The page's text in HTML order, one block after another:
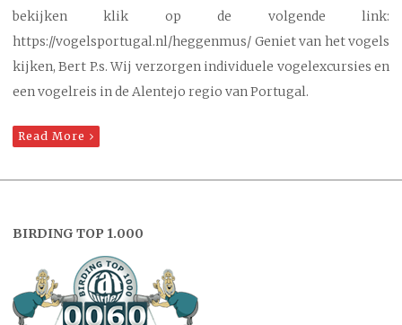
bekijken klik op de volgende link:
https://vogelsportugal.nl/heggenmus/ Geniet van het vogels
kijken, Bert P.s. Wij verzorgen individuele vogelexcursies en
een vogelreis in de Alentejo regio van Portugal.
Read More
BIRDING TOP 1.000